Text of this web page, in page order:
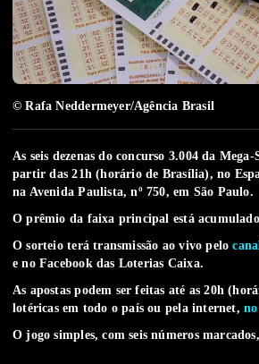
© Rafa Neddermeyer/Agência Brasil
As seis dezenas do concurso 3.004 da Mega-
partir das 21h (horário de Brasília), no
na Avenida Paulista, nº 750, em São Paulo.
O prêmio da faixa principal está
O sorteio terá transmissão ao vivo pelo
e no Facebook das Loterias Caixa.
As apostas podem ser feitas até as 20h
lotéricas em todo o país ou pela internet,no
O jogo simples, com seis números